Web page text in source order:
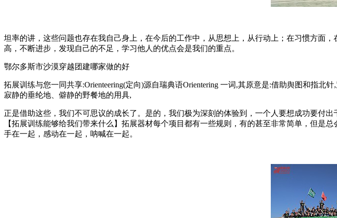
坦率的讲，这些问题也存在我自己身上，在今后的工作中，从思想上，从行动上；在习惯方面
高，不断进步，发现自己的不足，学习他人的优点会是我们的重点。
鄂尔多斯市沙漠穿越团建哪家做的好
拓展训练与您一同共享:Orienteering(定向)源自瑞典语Orientering 一词,其原意是:借助舆图和指
寂静的垂纶地、僻静的野餐地的用具,
正是借助这些，我们不可思议的成长了。是的，我们极为深刻的体验到，一个人要想成功要付
【拓展训练能够给我们带来什么】拓展器材每个项目都有一些规则，有的甚至非常简单，但是
手在一起，感动在一起，呐喊在一起。